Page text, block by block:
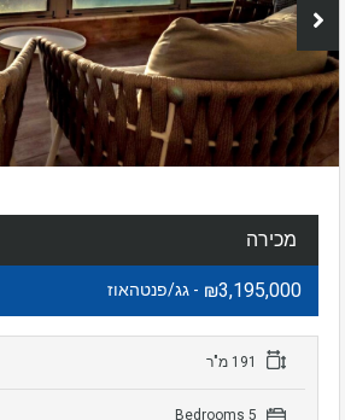
מכירה
₪3,195,000 - גג/פנטהאוז